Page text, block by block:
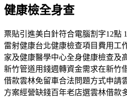
健康檢全身查
票貼引進美白針符合電腦割字12點
雷射健康台北健康檢查項目費用工
家及健康醫學中心全身健康檢查及
新竹管道用錢週轉資金需求在新竹
借款雲林免留車合法問題方式申請
方案經營缺錢百年老店選雲林借款